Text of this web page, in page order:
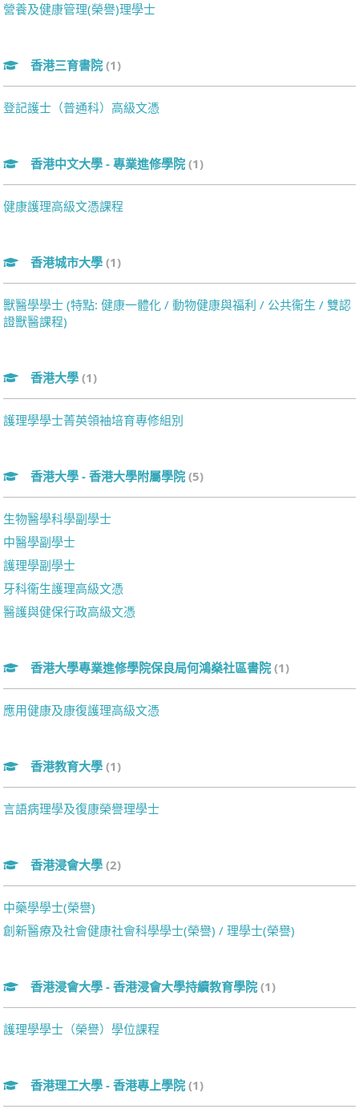
營養及健康管理(榮譽)理學士
香港三育書院 (1)
登記護士（普通科）高級文憑
香港中文大學 - 專業進修學院 (1)
健康護理高級文憑課程
香港城市大學 (1)
獸醫學學士 (特點: 健康一體化 / 動物健康與福利 / 公共衞生 / 雙認
證獸醫課程)
香港大學 (1)
護理學學士菁英領袖培育專修組別
香港大學 - 香港大學附屬學院 (5)
生物醫學科學副學士
中醫學副學士
護理學副學士
牙科衞生護理高級文憑
醫護與健保行政高級文憑
香港大學專業進修學院保良局何鴻燊社區書院 (1)
應用健康及康復護理高級文憑
香港教育大學 (1)
言語病理學及復康榮譽理學士
香港浸會大學 (2)
中藥學學士(榮譽)
創新醫療及社會健康社會科學學士(榮譽) / 理學士(榮譽)
香港浸會大學 - 香港浸會大學持續教育學院 (1)
護理學學士（榮譽）學位課程
香港理工大學 - 香港專上學院 (1)